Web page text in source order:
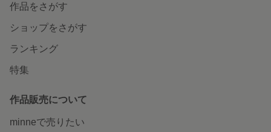
作品をさがす
ショップをさがす
ランキング
特集
作品販売について
minneで売りたい